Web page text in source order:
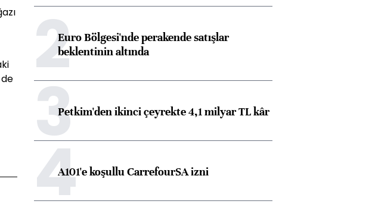
2Euro Bölgesi'nde perakende satışlar
beklentinin altında
3Petkim'den ikinci çeyrekte 4,1 milyar TL kâr
4A101'e koşullu CarrefourSA izni